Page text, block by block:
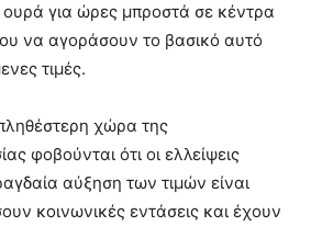
για ώρες μπροστά σε κέντρα
να αγοράσουν το βασικό αυτό
τιμές.
χώρα της
φοβούνται ότι οι ελλείψεις
αύξηση των τιμών είναι
κοινωνικές εντάσεις και έχουν